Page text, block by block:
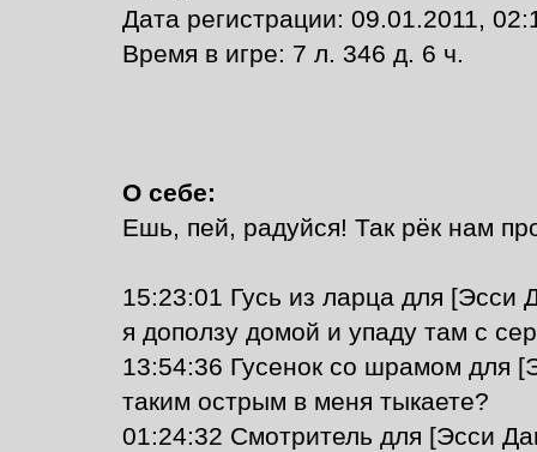
Дата регистрации: 09.01.2011,
Время в игре: 7 л. 346 д. 6 ч.
О себе:
Ешь, пей, радуйся! Так рёк нам
15:23:01 Гусь из ларца для [Эсси
я доползу домой и упаду там с
13:54:36 Гусенок со шрамом для
таким острым в меня тыкаете?
01:24:32 Смотритель для [Эсси